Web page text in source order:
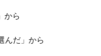
から
んだ」から